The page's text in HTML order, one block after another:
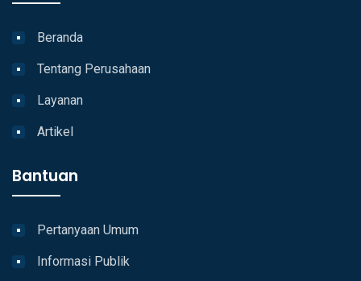
Beranda
Tentang Perusahaan
Layanan
Artikel
Bantuan
Pertanyaan Umum
Informasi Publik